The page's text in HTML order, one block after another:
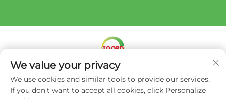
Copyright © 미라클 오루이드(광저우) 오토 파츠 리매
뉴팩처링 유한회사 - 개인정보 처리방침
We value your privacy
We use cookies and similar tools to provide our services.
If you don't want to accept all cookies, click Personalize